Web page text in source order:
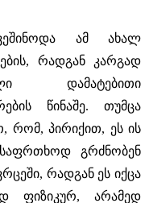
ამ ახალ
რადგან კარგად
დამატებითი
წინაშე. თუმცა
რომ, პირიქით, ეს ის
გრძნობენ
რადგან ეს იქცა
ფიზიკურ, არამედ